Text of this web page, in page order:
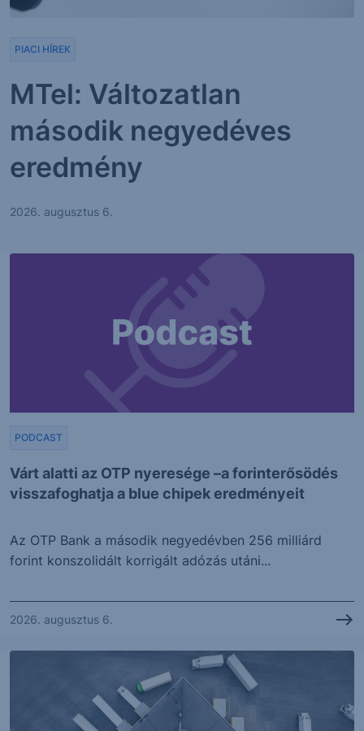
MTel: Változatlan
második negyedéves
eredmény
PIACI HÍREK
2026. augusztus 6.
Várt alatti az OTP nyeresége –a forinterősödés
visszafoghatja a blue chipek eredményeit
PODCAST
Az OTP Bank a második negyedévben 256 milliárd
forint konszolidált korrigált adózás utáni...
2026. augusztus 6.